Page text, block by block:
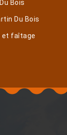
Bois
Du Bois
et faîtage